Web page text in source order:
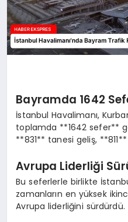
Bayramda 1642
İstanbul Havalimanı,
toplamda **1642 sefer**
**831** tanesi geliş,
Avrupa Liderliği
Bu seferlerle birlikte
zamanların en yüksek
Avrupa liderliğini sürdürdü.